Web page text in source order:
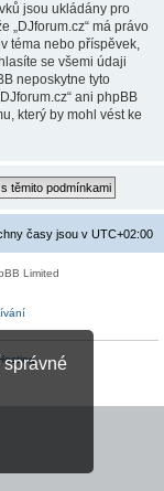
správné
jsou ukládány pro
„DJforum.cz“ má právo
téma nebo příspěvek,
se všemi údaji
neposkytne tyto
ani phpBB
který by mohl vést ke
časy jsou v UTC+02:00
Limited